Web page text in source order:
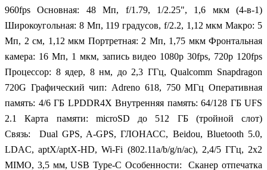
960fps Основная: 48 Мп, f/1.79, 1/2.25", 1,6 мкм (4-в-1)
Широкоугольная: 8 Мп, 119 градусов, f/2.2, 1,12 мкм Макро: 5
Мп, 2 см, 1,12 мкм Портретная: 2 Мп, 1,75 мкм Фронтальная
камера: 16 Мп, 1 мкм, запись видео 1080p 30fps, 720p 120fps
Процессор: 8 ядер, 8 нм, до 2,3 ГГц, Qualcomm Snapdragon
720G Графический чип: Adreno 618, 750 МГц Оперативная
память: 4/6 ГБ LPDDR4X Внутренняя память: 64/128 ГБ UFS
2.1 Карта памяти: microSD до 512 ГБ (тройной слот)
Связь: Dual GPS, A-GPS, ГЛОНАСС, Beidou, Bluetooth 5.0,
LDAC, aptX/aptX-HD, Wi-Fi (802.11a/b/g/n/ac), 2,4/5 ГГц, 2x2
MIMO, 3,5 мм, USB Type-C Особенности: Сканер отпечатка